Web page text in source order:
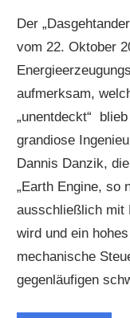
Der
vom 22. Oktober
aufmerksam,
„unentdeckt“
grandiose
Dannis Danzik,
„Earth Engine, so
ausschließlich mit
wird und ein
mechanische
gegenläufigen